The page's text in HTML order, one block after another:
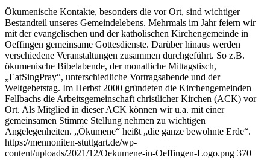
Ökumenische Kontakte, besonders die vor Ort, sind wichtiger
Bestandteil unseres Gemeindelebens. Mehrmals im Jahr feiern wir
mit der evangelischen und der katholischen Kirchengemeinde in
Oeffingen gemeinsame Gottesdienste. Darüber hinaus werden
verschiedene Veranstaltungen zusammen durchgeführt. So z.B.
ökumenische Bibelabende, der monatliche Mittagstisch,
„EatSingPray“, unterschiedliche Vortragsabende und der
Weltgebetstag. Im Herbst 2000 gründeten die Kirchengemeinden
Fellbachs die Arbeitsgemeinschaft christlicher Kirchen (ACK) vor
Ort. Als Mitglied in dieser ACK können wir u.a. mit einer
gemeinsamen Stimme Stellung nehmen zu wichtigen
Angelegenheiten. „Ökumene“ heißt „die ganze bewohnte Erde“.
https://mennoniten-stuttgart.de/wp-
content/uploads/2021/12/Oekumene-in-Oeffingen-Logo.png 370